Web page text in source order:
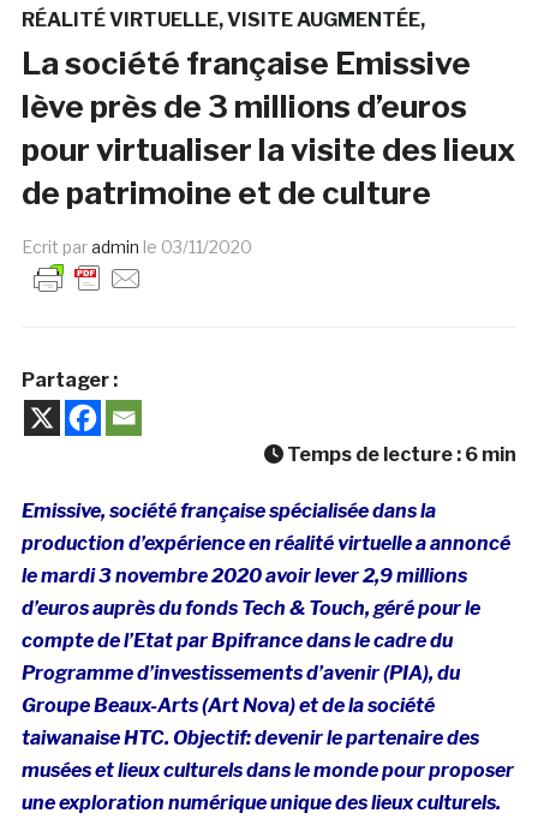
RÉALITÉ VIRTUELLE VISITE AUGMENTÉE
La société française Emissive
lève près de 3 millions d’euros
pour virtualiser la visite des lieux
de patrimoine et de culture
Ecrit paradmin le 03/11/2020
Partager :
Temps de lecture : 6 min
Emissive, société française spécialisée dans la
production d’expérience en réalité virtuelle a annoncé
le mardi 3 novembre 2020 avoir lever 2,9 millions
d’euros auprès du fonds Tech & Touch, géré pour le
compte de l’Etat par Bpifrance dans le cadre du
Programme d’investissements d’avenir (PIA), du
Groupe Beaux-Arts (Art Nova) et de la société
taiwanaise HTC. Objectif: devenir le partenaire des
musées et lieux culturels dans le monde pour proposer
une exploration numérique unique des lieux culturels.